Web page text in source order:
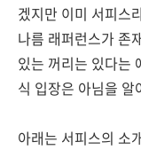
겠지만 이미 서피스
나름 래퍼런스가 존
있는 꺼리는 있다는
식 입장은 아님을 알
아래는 서피스의 소